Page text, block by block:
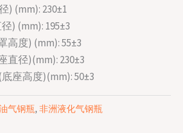
) (mm): 230±1
) (mm): 195±3
高度) (mm): 55±3
直径)(mm): 230±3
座高度)(mm): 50±3
气钢瓶, 非洲液化气钢瓶